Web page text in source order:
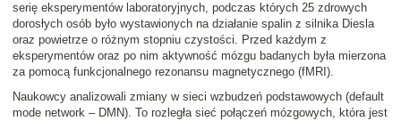
serię eksperymentów laboratoryjnych, podczas których 25 zdrowych
dorosłych osób było wystawionych na działanie spalin z silnika Diesla
oraz powietrze o różnym stopniu czystości. Przed każdym z
eksperymentów oraz po nim aktywność mózgu badanych była mierzona
za pomocą funkcjonalnego rezonansu magnetycznego (fMRI).
Naukowcy analizowali zmiany w sieci wzbudzeń podstawowych (default
mode network – DMN). To rozległa sieć połączeń mózgowych, która jest